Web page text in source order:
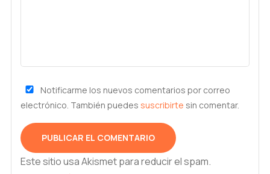
Notificarme los nuevos comentarios por correo
electrónico. También puedes suscribirte sin comentar.
Este sitio usa Akismet para reducir el spam.